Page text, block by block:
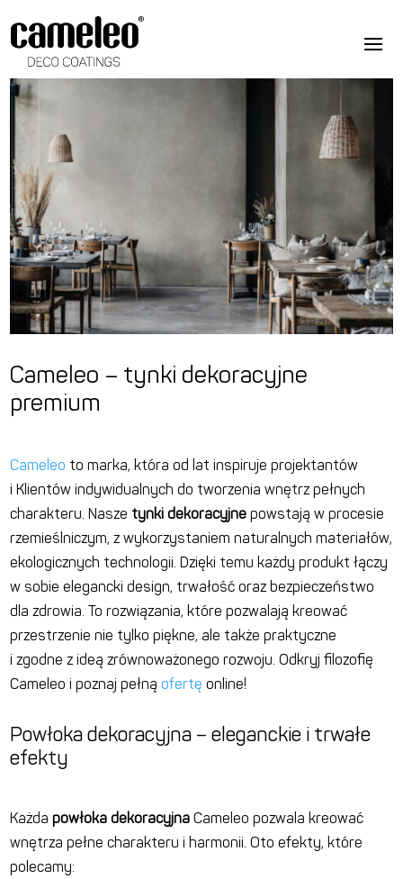
Cameleo – tynki dekoracyjne
premium
Cameleo to marka, która od lat inspiruje projektantów
i Klientów indywidualnych do tworzenia wnętrz pełnych
charakteru. Nasze tynki dekoracyjne powstają w procesie
rzemieślniczym, z wykorzystaniem naturalnych materiałów,
ekologicznych technologii. Dzięki temu każdy produkt łączy
w sobie elegancki design, trwałość oraz bezpieczeństwo
dla zdrowia. To rozwiązania, które pozwalają kreować
przestrzenie nie tylko piękne, ale także praktyczne
i zgodne z ideą zrównoważonego rozwoju. Odkryj filozofię
Cameleo i poznaj pełnąofertę online!
Powłoka dekoracyjna – eleganckie i trwałe
efekty
Każdapowłoka dekoracyjna Cameleo pozwala kreować
wnętrza pełne charakteru i harmonii. Oto efekty, które
polecamy: